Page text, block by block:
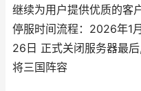
继续为用户提供优质的客
停服时间流程：2026年1
26日 正式关闭服务器最
将三国阵容